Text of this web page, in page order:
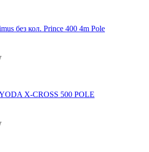
без кол. Prince 400 4m Pole
X-CROSS 500 POLE